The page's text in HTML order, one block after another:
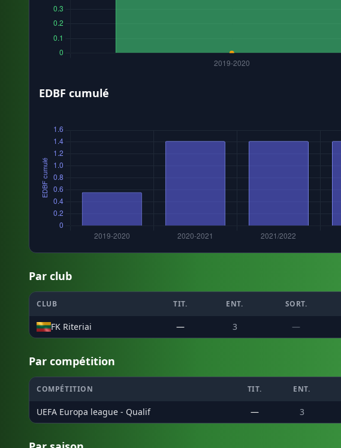
EDBF cumulé
Par club
CLUB TIT. ENT. SORT.
FK Riteriai — 3 —
Par compétition
COMPÉTITION TIT. ENT.
UEFA Europa league - Qualif — 3